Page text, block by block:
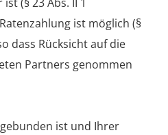
ist möglich (§
dass Rücksicht auf die
Partners genommen
ist und Ihrer